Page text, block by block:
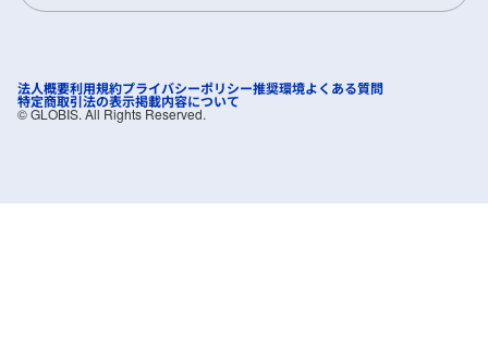
法人概要利用規約プライバシーポリシー推奨環境よくある質問
特定商取引法の表示掲載内容について
©︎ GLOBIS. All Rights Reserved.